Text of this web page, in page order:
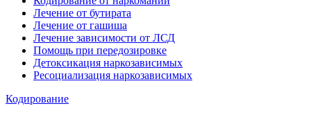
Лечение от бутирата
Лечение от гашиша
Лечение зависимости от ЛСД
Помощь при передозировке
Детоксикация наркозависимых
Ресоциализация наркозависимых
Кодирование